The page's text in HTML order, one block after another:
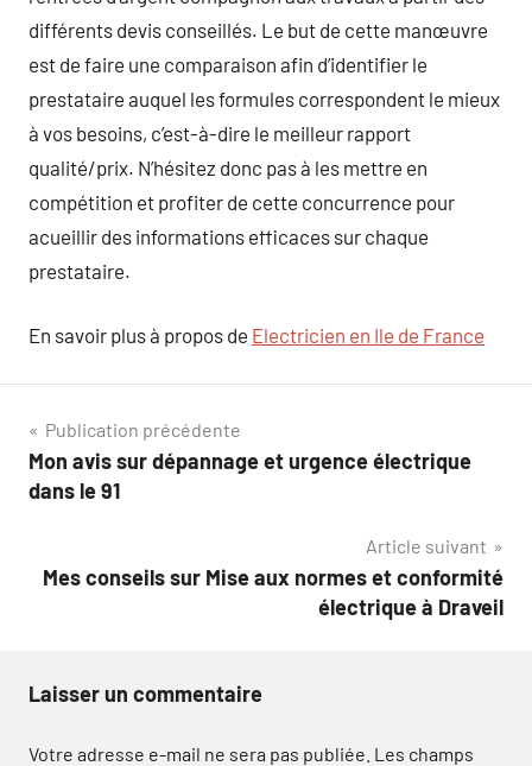
différents devis conseillés. Le but de cette manœuvre
est de faire une comparaison afin d’identifier le
prestataire auquel les formules correspondent le mieux
à vos besoins, c’est-à-dire le meilleur rapport
qualité/prix. N’hésitez donc pas à les mettre en
compétition et profiter de cette concurrence pour
acueillir des informations efficaces sur chaque
prestataire.
En savoir plus à propos de Electricien en Ile de France
Navigation
de
Publication précédente
Mon avis sur dépannage et urgence électrique
dans le 91
Article suivant
Mes conseils sur Mise aux normes et conformité
électrique à Draveil
Laisser un commentaire
Votre adresse e-mail ne sera pas publiée. Les champs